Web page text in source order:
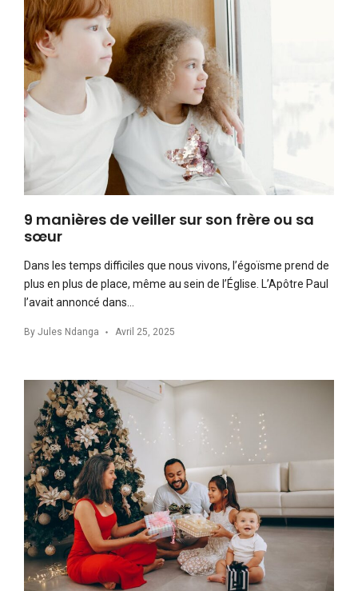
9 manières de veiller sur son frère ou sa
sœur
Dans les temps difficiles que nous vivons, l’égoïsme prend de
plus en plus de place, même au sein de l’Église. L’Apôtre Paul
l’avait annoncé dans…
By Jules Ndanga Avril 25, 2025